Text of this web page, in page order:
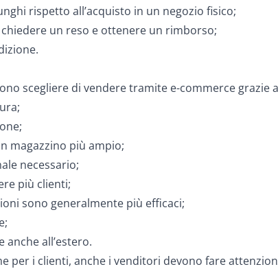
rispetto all’acquisto in un negozio fisico;
un reso e ottenere un rimborso;
scegliere di vendere tramite e-commerce
magazzino più ampio;
necessario;
più clienti;
sono generalmente più efficaci;
anche all’estero.
per i clienti, anche i venditori devono fare